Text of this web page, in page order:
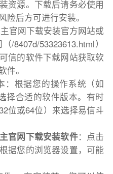
资源。下载后请务必使用
险后方可进行安装。
官网下载安装官方网站或
/8407d/53323613.html）
信的软件下载网站获取软
。
：根据您的操作系统（如
择合适的软件版本。有时
位或64位）来选择易信斗
官网下载安装软件：点击
据您的浏览器设置，可能